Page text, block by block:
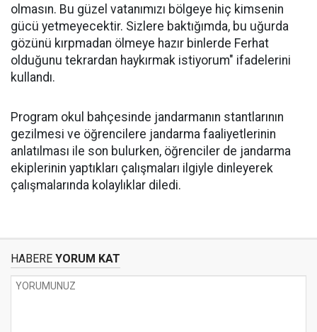
olmasın. Bu güzel vatanımızı bölgeye hiç kimsenin
gücü yetmeyecektir. Sizlere baktığımda, bu uğurda
gözünü kırpmadan ölmeye hazır binlerde Ferhat
olduğunu tekrardan haykırmak istiyorum" ifadelerini
kullandı.
Program okul bahçesinde jandarmanın stantlarının
gezilmesi ve öğrencilere jandarma faaliyetlerinin
anlatılması ile son bulurken, öğrenciler de jandarma
ekiplerinin yaptıkları çalışmaları ilgiyle dinleyerek
çalışmalarında kolaylıklar diledi.
HABERE YORUM KAT